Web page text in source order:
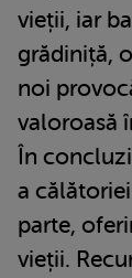
vieții, iar
grădiniță,
noi
valoroasă
În
a
parte,
vieții.